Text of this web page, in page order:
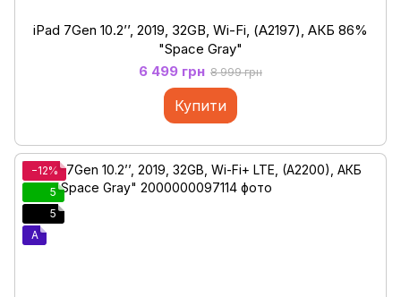
iPad 7Gen 10.2’’, 2019, 32GB, Wi-Fi, (А2197), АКБ 86%
"Space Gray"
6 499 грн 8 999 грн
Купити
−12%
5
5
A